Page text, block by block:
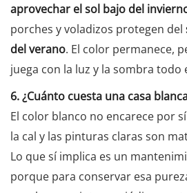
aprovechar el sol bajo del
porches y voladizos protegen del
del verano. El color permanece,
juega con la luz y la sombra todo
6. ¿Cuánto cuesta una casa
El color blanco no encarece por
la cal y las pinturas claras son
Lo que sí implica es un
porque para conservar esa